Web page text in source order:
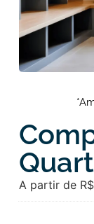
A partir de R$